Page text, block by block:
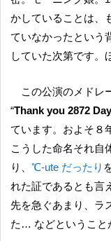
かしていることは、
ていなかったという
していた次第です。
この公演のメドレーは、まずもって、メドレー自体が
“Thank you 2872
ています。およそ８
こうした命名それ自
り、 ℃-ute だったり
れた証であるとも言
先を急ぐあまり、ラ
た… などということ